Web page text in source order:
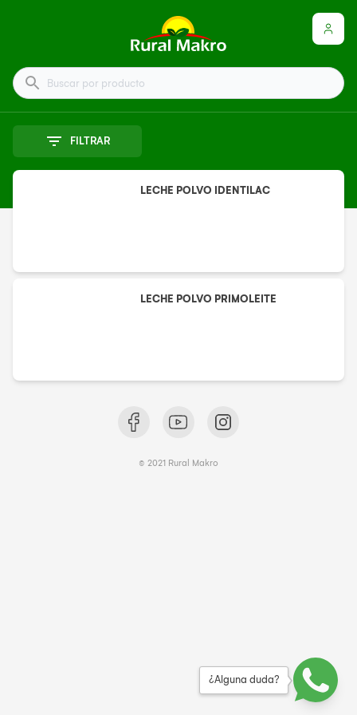
Buscar por producto
FILTRAR
LECHE POLVO IDENTILAC
LECHE POLVO PRIMOLEITE
© 2021 Rural Makro
¿Alguna duda?